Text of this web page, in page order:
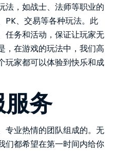
法，如战士、法师等职业的
PK、交易等各种玩法。此
任务和活动，保证让玩家无
，在游戏的玩法中，我们高
玩家都可以体验到快乐和成
务
专业热情的团队组成的。无
们都希望在第一时间内给你